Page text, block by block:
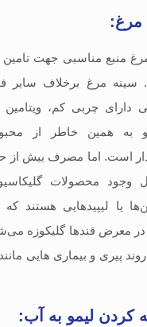
مرغ:
منبع مناسبی جهت تامین
مرغ برخلاف سایر
دارای چربی کم، ویتامین
به همین خاطر از
است. اما مصرف بیش از
وجود محصولات
یا لیپیدهایی هستند که
در معرض قندها گلیکوزه
پیری و بیماری هایی
کردن لیمو به آب: